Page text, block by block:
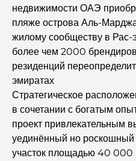
интегрированного
Дома, соответствующие
практическое
гармонии.
преображение
Лучшие компании по
руководство
недвижимости ОАЭ
пляже острова Аль-
жилому сообществу в Рас-
более чем 2000
резиденций
эмиратах
Стратегическое
в сочетании с богатым
проект привлекательным
уединённый но
участок площадью 40 000